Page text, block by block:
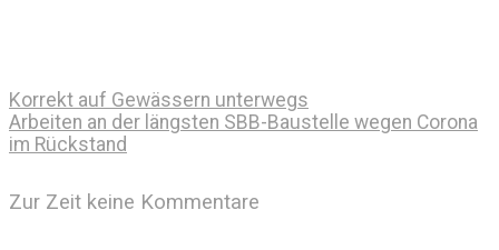
Korrekt auf Gewässern unterwegs
Arbeiten an der längsten SBB-Baustelle wegen Corona
im Rückstand
Zur Zeit keine Kommentare